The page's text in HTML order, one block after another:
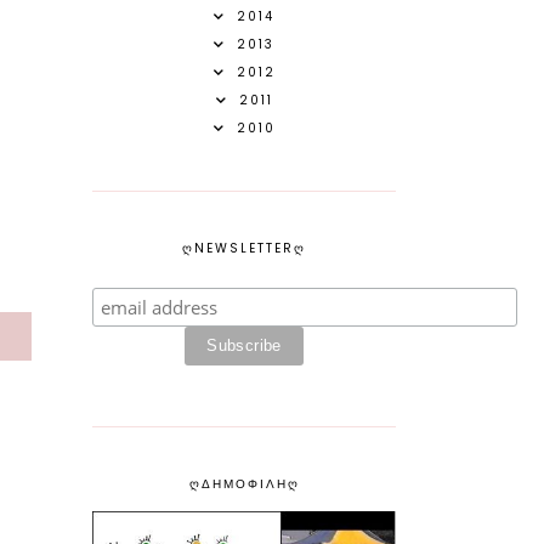
2014
2013
2012
2011
2010
ᲦNEWSLETTERᲦ
ᲦΔΗΜΟΦΙΛΗᲦ